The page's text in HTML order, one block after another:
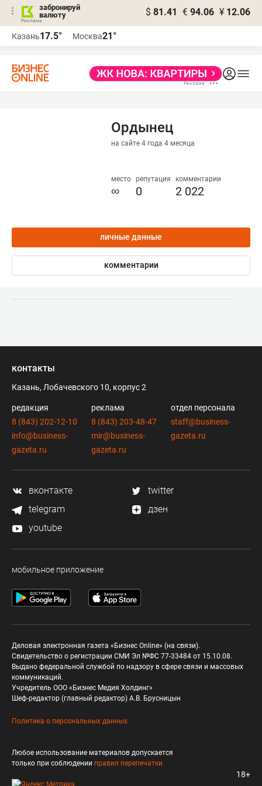
забронируй
валюту
$ 81.41 € 94.06 ¥ 12.06
Казань17.5° Москва21°
Ордынец
на сайте 4 года 4 месяца
место
∞
репутация
0
комментарии
2 022
личные данные
комментарии
контакты
Казань, Лобачевского 10, корпус 2
редакция
8 (843) 202-12-10
info@business-
gazeta.ru
реклама
8 (843) 203-48-47
mir@business-
gazeta.ru
отдел персонала
staff@business-
gazeta.ru
вконтакте
twitter
telegram
дзен
youtube
мобильное приложение
Деловая электронная газета «Бизнес Online» (на связи).
Свидетельство о регистрации СМИ Эл №ФС 77-33484 от 15.10.08.
Выдано федеральной службой по надзору в сфере связи и массовых
коммуникаций.
Учредитель ООО «Бизнес Медия Холдинг»
Шеф-редактор (главный редактор) А.В. Брусницын
Политика о персональных данных
Любое использование материалов допускается
только при соблюдении правил перепечатки
18+